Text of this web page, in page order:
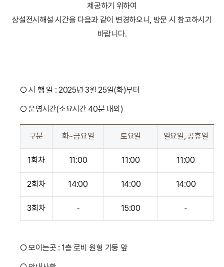
제공하기 위하여
상설전시해설 시간을 다음과 같이 변경하오니, 방문 시 참고하시기
바랍니다.
○ 시 행 일 : 2025년 3월 25일(화)부터
○ 운영시간(소요시간 40분 내외)
구분 화~금요일 토요일 일요일, 공휴일
1회차 11:00 11:00 11:00
2회차 14:00 14:00 14:00
3회차 - 15:00 -
○ 모이는곳 : 1층 로비 원형 기둥 앞